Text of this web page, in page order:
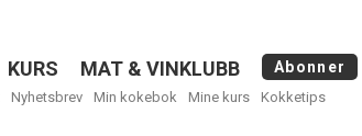
KURS MAT & VINKLUBB Abonner
Nyhetsbrev Min kokebok Mine kurs Kokketips